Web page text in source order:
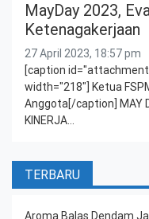
MayDay 2023,
Ketenagakerjaan
27 April 2023, 18:57 pm
[caption
width="218"] Ketua
Anggota[/caption] MAY
KINERJA…
TERBARU
Aroma Balas Dendam